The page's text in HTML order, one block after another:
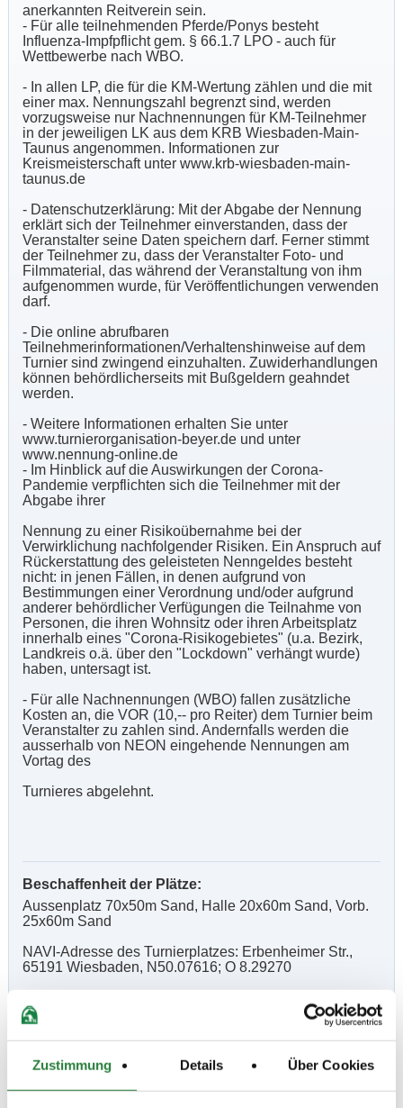
Zustimmung Details Über Cookies
anerkannten Reitverein sein.
- Für alle teilnehmenden Pferde/Ponys besteht
Influenza-Impfpflicht gem. § 66.1.7 LPO - auch für
Wettbewerbe nach WBO.
- In allen LP, die für die KM-Wertung zählen und die mit
einer max. Nennungszahl begrenzt sind, werden
vorzugsweise nur Nachnennungen für KM-Teilnehmer
in der jeweiligen LK aus dem KRB Wiesbaden-Main-
Taunus angenommen. Informationen zur
Kreismeisterschaft unter www.krb-wiesbaden-main-
taunus.de
- Datenschutzerklärung: Mit der Abgabe der Nennung
erklärt sich der Teilnehmer einverstanden, dass der
Veranstalter seine Daten speichern darf. Ferner stimmt
der Teilnehmer zu, dass der Veranstalter Foto- und
Filmmaterial, das während der Veranstaltung von ihm
aufgenommen wurde, für Veröffentlichungen verwenden
darf.
- Die online abrufbaren
Teilnehmerinformationen/Verhaltenshinweise auf dem
Turnier sind zwingend einzuhalten. Zuwiderhandlungen
können behördlicherseits mit Bußgeldern geahndet
werden.
- Weitere Informationen erhalten Sie unter
www.turnierorganisation-beyer.de und unter
www.nennung-online.de
- Im Hinblick auf die Auswirkungen der Corona-
Pandemie verpflichten sich die Teilnehmer mit der
Abgabe ihrer
Nennung zu einer Risikoübernahme bei der
Verwirklichung nachfolgender Risiken. Ein Anspruch auf
Rückerstattung des geleisteten Nenngeldes besteht
nicht: in jenen Fällen, in denen aufgrund von
Bestimmungen einer Verordnung und/oder aufgrund
anderer behördlicher Verfügungen die Teilnahme von
Personen, die ihren Wohnsitz oder ihren Arbeitsplatz
innerhalb eines "Corona-Risikogebietes" (u.a. Bezirk,
Landkreis o.ä. über den "Lockdown" verhängt wurde)
haben, untersagt ist.
- Für alle Nachnennungen (WBO) fallen zusätzliche
Kosten an, die VOR (10,-- pro Reiter) dem Turnier beim
Veranstalter zu zahlen sind. Andernfalls werden die
ausserhalb von NEON eingehende Nennungen am
Vortag des
Turnieres abgelehnt.
Beschaffenheit der Plätze:
Aussenplatz 70x50m Sand, Halle 20x60m Sand, Vorb.
25x60m Sand
NAVI-Adresse des Turnierplatzes: Erbenheimer Str.,
65191 Wiesbaden, N50.07616; O 8.29270
Vorläufige Zeitenteilung:
So. vorm.: 3,7,11; nachm.: 1,5,9,13,14